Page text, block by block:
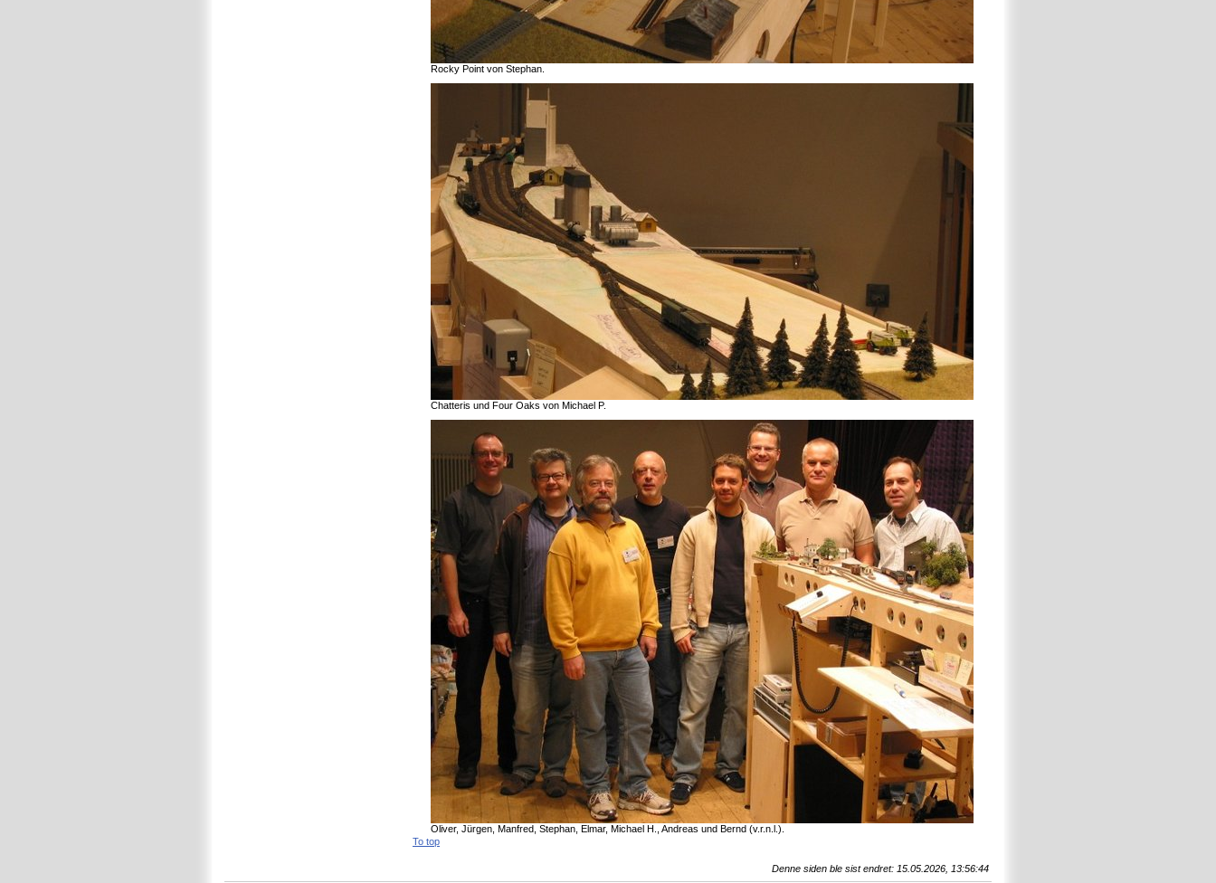
Rocky Point von Stephan.
Chatteris und Four Oaks von Michael P.
Oliver, Jürgen, Manfred, Stephan, Elmar, Michael H., Andreas und Bernd (v.r.n.l.).
To top
Denne siden ble sist endret: 15.05.2026, 13:56:44